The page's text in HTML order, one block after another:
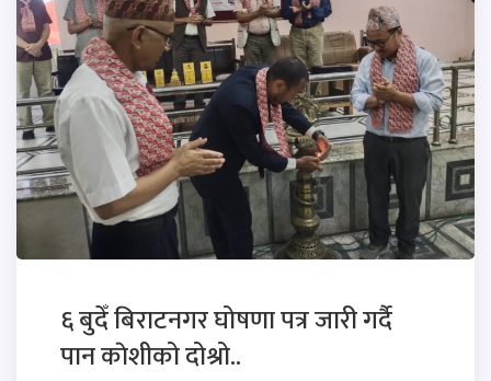
६ बुदेँ बिराटनगर घोषणा पत्र जारी गर्दै
पान काेशीको दोश्रो..